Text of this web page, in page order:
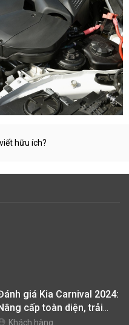
hữu ích?
giá Kia Carnival 2024:
cấp toàn diện, trải
xứng tầm
Khách hàng